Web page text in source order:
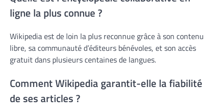
ligne la plus connue ?
Wikipedia est de loin la plus reconnue grâce à son contenu
libre, sa communauté d’éditeurs bénévoles, et son accès
gratuit dans plusieurs centaines de langues.
Comment Wikipedia garantit-elle la fiabilité
de ses articles ?